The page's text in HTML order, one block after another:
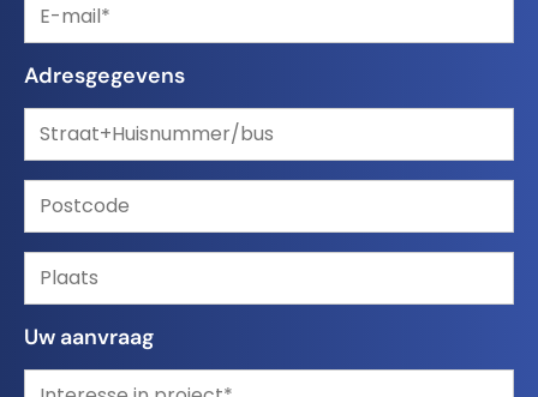
Adresgegevens
Uw aanvraag